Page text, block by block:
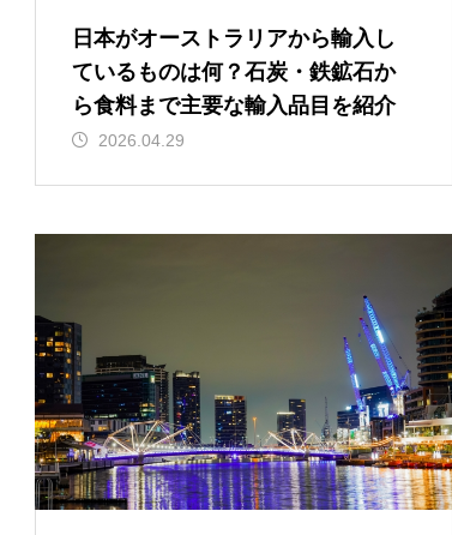
日本がオーストラリアから輸入し
ているものは何？石炭・鉄鉱石か
ら食料まで主要な輸入品目を紹介
2026.04.29